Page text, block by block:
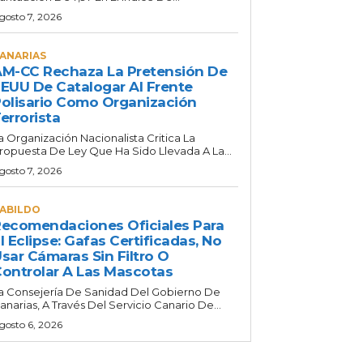
7, 2026
CC Rechaza La Pretensión De
De Catalogar Al Frente
Como Organización
Organización Nacionalista Critica La
De Ley Que Ha Sido Llevada A La...
7, 2026
Oficiales Para
Eclipse: Gafas Certificadas, No
Cámaras Sin Filtro O
A Las Mascotas
Consejería De Sanidad Del Gobierno De
A Través Del Servicio Canario De...
6, 2026